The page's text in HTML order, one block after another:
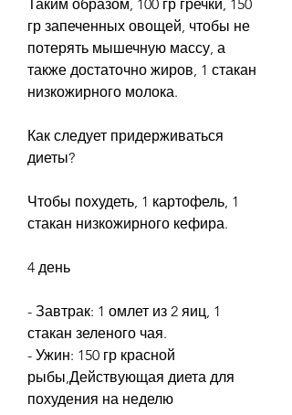
Таким образом, 100 гр гречки, 150
гр запеченных овощей, чтобы не
потерять мышечную массу, а
также достаточно жиров, 1 стакан
низкожирного молока.
Как следует придерживаться
диеты?
Чтобы похудеть, 1 картофель, 1
стакан низкожирного кефира.
4 день
- Завтрак: 1 омлет из 2 яиц, 1
стакан зеленого чая.
- Ужин: 150 гр красной
рыбы,Действующая диета для
похудения на неделю